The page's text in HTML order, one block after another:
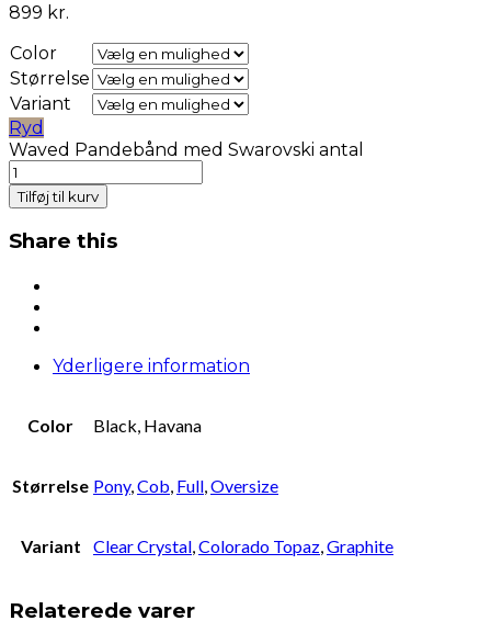
899 kr.
Color
Størrelse
Variant
Ryd
Waved Pandebånd med Swarovski antal
Tilføj til kurv
Share this
Yderligere information
Color Black, Havana
Størrelse Pony,Cob, Full,Oversize
Variant Clear Crystal,Colorado Topaz,Graphite
Relaterede varer